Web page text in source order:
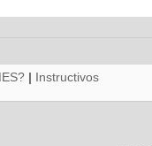
| Instructivos